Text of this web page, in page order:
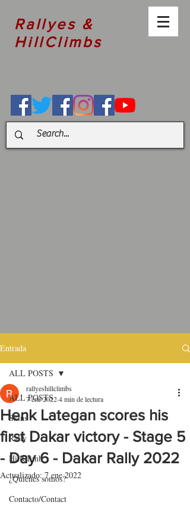
Rallyes &
HillClimbs
Entrada
ALL POSTS
Skins
Rally
HillClimb
¿Quiénes somos?
Contacto/Contact
ALL POSTS
Henk Lategan scores his
first Dakar victory - Stage 5
- Day 6 - Dakar Rally 2022
rallyeshillclimbs
7 ene 20224 min de lectura
Actualizado:7 ene 2022